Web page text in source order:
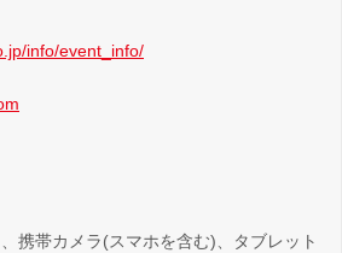
info/event_info/
携帯カメラ(スマホを含む)、タブレット